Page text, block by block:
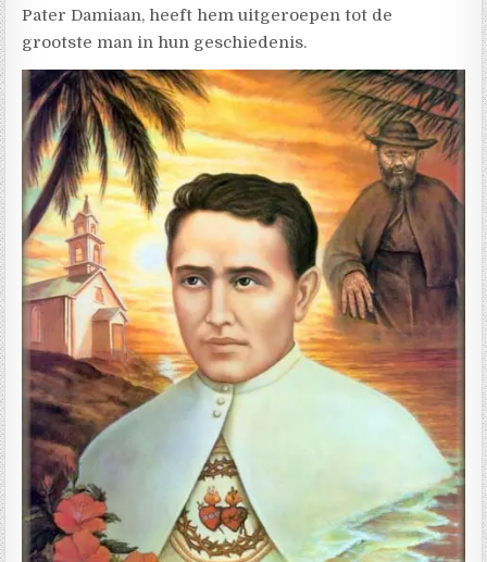
Pater Damiaan, heeft hem uitgeroepen tot de
grootste man in hun geschiedenis.